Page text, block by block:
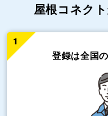
屋根コネク
登録は全国の